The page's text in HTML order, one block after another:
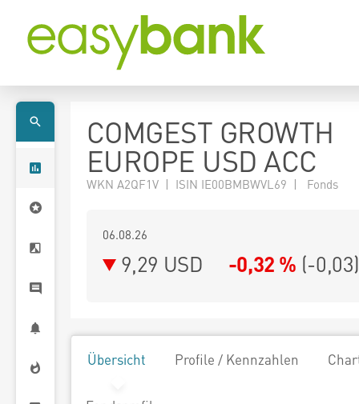
COMGEST GROWTH
EUROPE USD ACC
WKN A2QF1V | ISIN IE00BMBWVL69 | Fonds
06.08.26
9,29 USD -0,32 % (-0,03)
Übersicht Profile / Kennzahlen